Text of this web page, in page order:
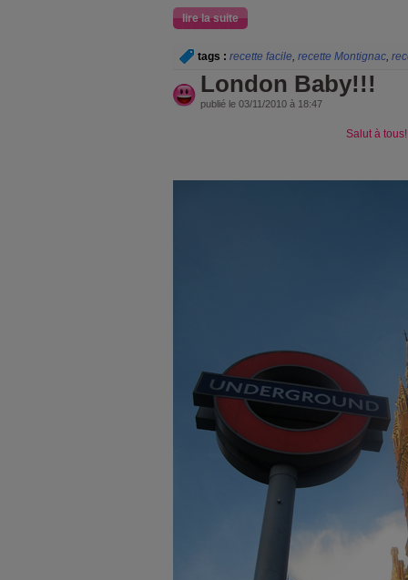
lire la suite
tags : recette facile, recette Montignac,
London Baby!!!
publié le 03/11/2010 à 18:47
Salut à